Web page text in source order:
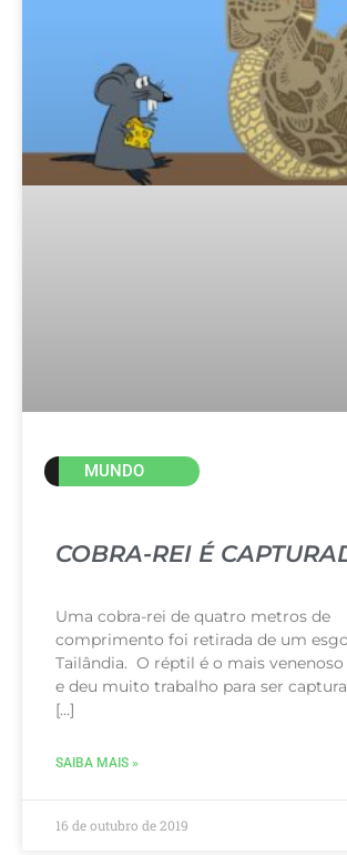
MUNDO
COBRA-REI É
Uma cobra-rei de quatro metros de
comprimento foi retirada de um
Tailândia. O réptil é o mais
e deu muito trabalho para ser
[…]
SAIBA MAIS »
16 de outubro de 2019